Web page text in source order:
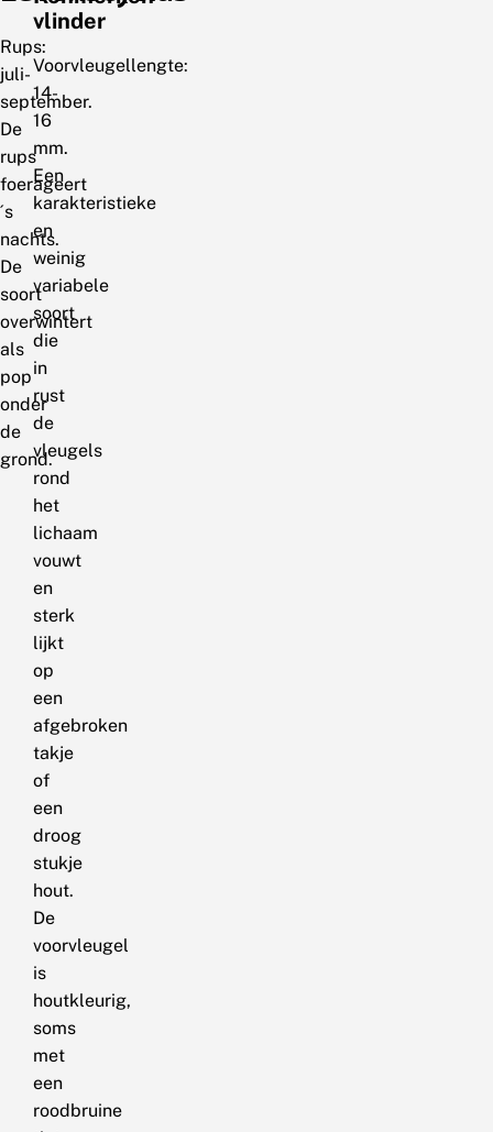
Rups:
juli-
september.
De
rups
foerageert
´s
nachts.
De
soort
overwintert
als
pop
onder
de
grond.
vlinder
Voorvleugellengte:
14-
16
mm.
Een
karakteristieke
en
weinig
variabele
soort
die
in
rust
de
vleugels
rond
het
lichaam
vouwt
en
sterk
lijkt
op
een
afgebroken
takje
of
een
droog
stukje
hout.
De
voorvleugel
is
houtkleurig,
soms
met
een
roodbruine